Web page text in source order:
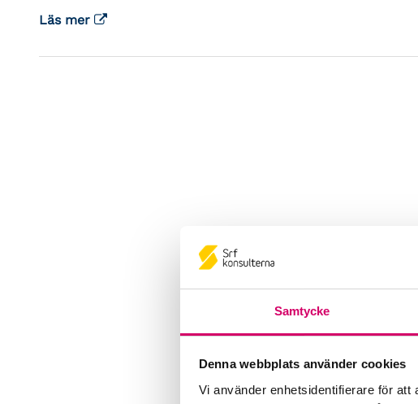
Samtycke
Denna webbplats använder cookies
Vi använder enhetsidentifierare för att
Läs mer